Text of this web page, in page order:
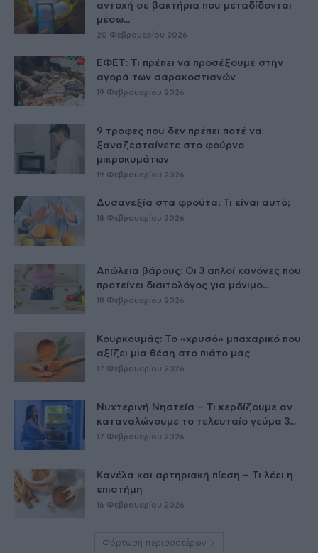
αντοχή σε βακτήρια που μεταδίδονται
μέσω...
20 Φεβρουαρίου 2026
ΕΦΕΤ: Τι πρέπει να προσέξουμε στην
αγορά των σαρακοστιανών
19 Φεβρουαρίου 2026
9 τροφές που δεν πρέπει ποτέ να
ξαναζεσταίνετε στο φούρνο
μικροκυμάτων
19 Φεβρουαρίου 2026
Δυσανεξία στα φρούτα; Τι είναι αυτό;
18 Φεβρουαρίου 2026
Απώλεια βάρους: Οι 3 απλοί κανόνες που
προτείνει διαιτολόγος για μόνιμο...
18 Φεβρουαρίου 2026
Κουρκουμάς: Το «χρυσό» μπαχαρικό που
αξίζει μια θέση στο πιάτο μας
17 Φεβρουαρίου 2026
Νυχτερινή Νηστεία – Τι κερδίζουμε αν
καταναλώνουμε το τελευταίο γεύμα 3...
17 Φεβρουαρίου 2026
Κανέλα και αρτηριακή πίεση – Τι λέει η
επιστήμη
16 Φεβρουαρίου 2026
Φόρτωση περισσοτέρων